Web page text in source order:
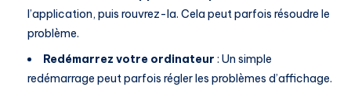
l’application, puis rouvrez-la. Cela peut parfois résoudre le
problème.
Redémarrez votre ordinateur : Un simple
redémarrage peut parfois régler les problèmes d’affichage.